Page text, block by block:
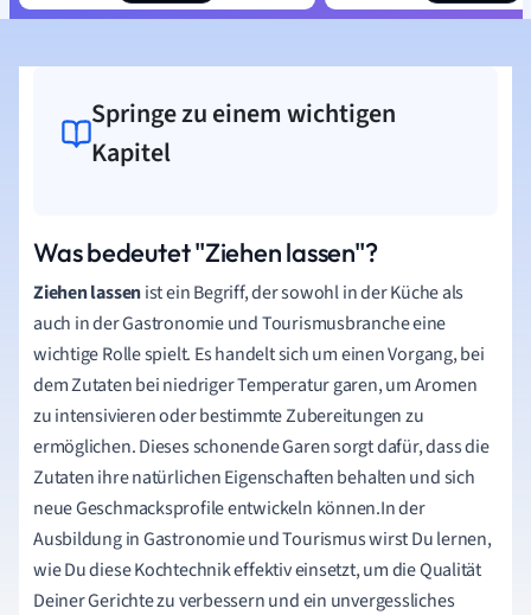
Springe zu einem wichtigen
Kapitel
Was bedeutet "Ziehen lassen"?
Ziehen lassenist ein Begriff, der sowohl in der Küche als
auch in der Gastronomie und Tourismusbranche eine
wichtige Rolle spielt. Es handelt sich um einen Vorgang, bei
dem Zutaten bei niedriger Temperatur garen, um Aromen
zu intensivieren oder bestimmte Zubereitungen zu
ermöglichen. Dieses schonende Garen sorgt dafür, dass die
Zutaten ihre natürlichen Eigenschaften behalten und sich
neue Geschmacksprofile entwickeln können.In der
Ausbildung in Gastronomie und Tourismus wirst Du lernen,
wie Du diese Kochtechnik effektiv einsetzt, um die Qualität
Deiner Gerichte zu verbessern und ein unvergessliches